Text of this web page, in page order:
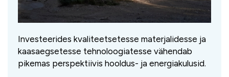
Investeerides kvaliteetsetesse materjalidesse ja
kaasaegsetesse tehnoloogiatesse vähendab
pikemas perspektiivis hooldus- ja energiakulusid.